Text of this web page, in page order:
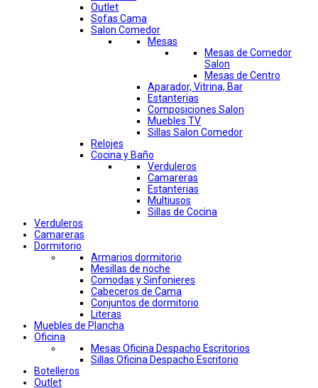
Outlet
Sofas Cama
Salon Comedor
Mesas
Mesas de Comedor
Salon
Mesas de Centro
Aparador, Vitrina, Bar
Estanterias
Composiciones Salon
Muebles TV
Sillas Salon Comedor
Relojes
Cocina y Baño
Verduleros
Camareras
Estanterias
Multiusos
Sillas de Cocina
Verduleros
Camareras
Dormitorio
Armarios dormitorio
Mesillas de noche
Comodas y Sinfonieres
Cabeceros de Cama
Conjuntos de dormitorio
Literas
Muebles de Plancha
Oficina
Mesas Oficina Despacho Escritorios
Sillas Oficina Despacho Escritorio
Botelleros
Outlet